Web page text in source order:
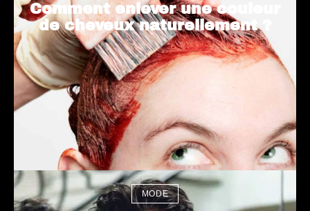
Comment enlever une couleur
de cheveux naturellement ?
MODE